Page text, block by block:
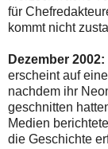
für
kommt nicht
Dezember 2002:
erscheint auf
nachdem ihr
geschnitten
Medien
die Geschichte